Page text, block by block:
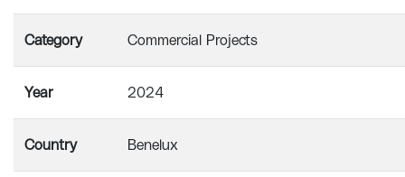
Category Commercial Projects
Year 2024
Country Benelux